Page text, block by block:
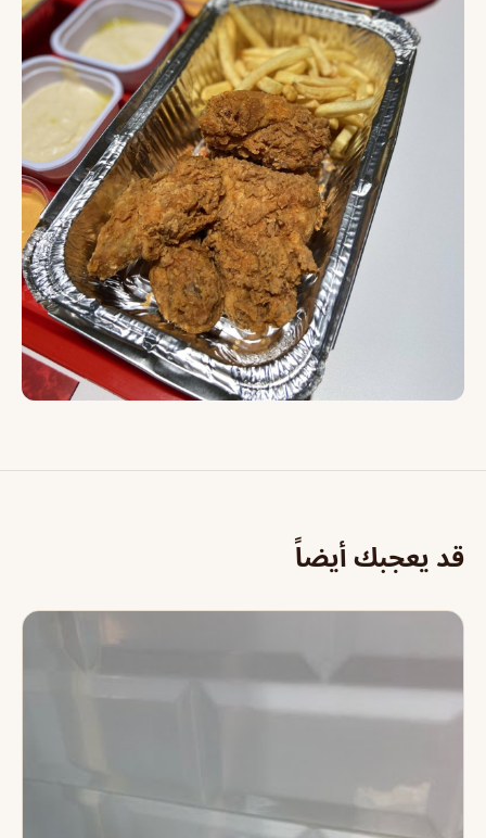
قد يعجبك أيضاً